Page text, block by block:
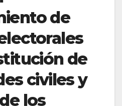
de
de
civiles y
los